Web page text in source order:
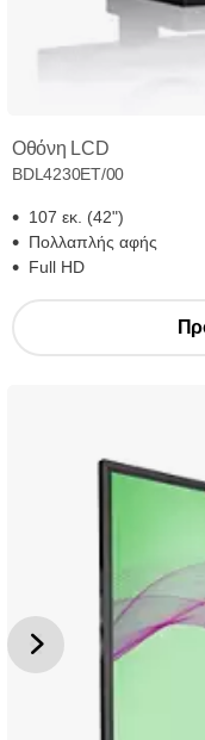
Οθόνη LCD
BDL4230ET/00
107 εκ. (42")
Πολλαπλής αφής
Full HD